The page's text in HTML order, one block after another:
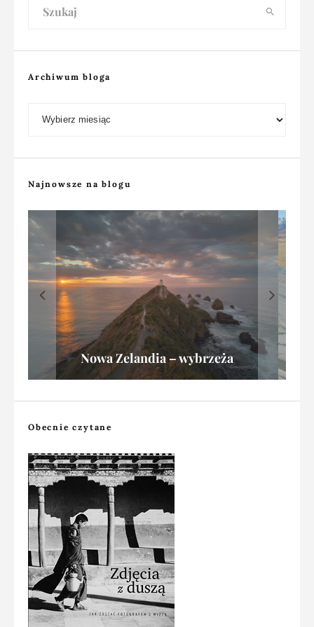
Archiwum bloga
Najnowsze na blogu
Głębia ostrości w fotografii
krajobrazowej, albo spotkanie z wydmą
Namibia: fotografowanie z awionetki
Nowa Zelandia – wybrzeża
Dronem nad Nową Zelandią
Obecnie czytane